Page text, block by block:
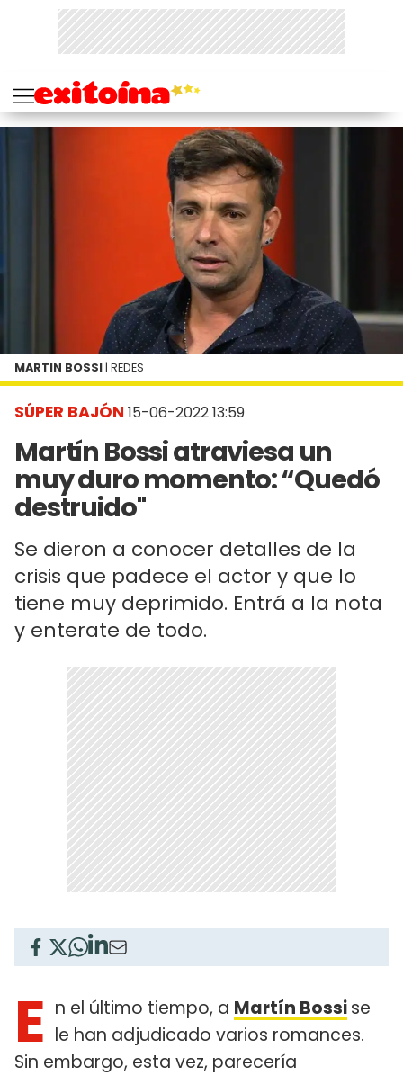
SÚPER BAJÓN 15-06-2022 13:59
Martín Bossi atraviesa un
muy duro momento: “Quedó
destruido"
Se dieron a conocer detalles de la
crisis que padece el actor y que lo
tiene muy deprimido. Entrá a la nota
y enterate de todo.
MARTIN BOSSI | REDES
E n el último tiempo, a Martín Bossise
le han adjudicado varios romances.
Sin embargo, esta vez, parecería